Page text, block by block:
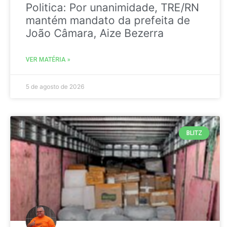
Politica: Por unanimidade, TRE/RN
mantém mandato da prefeita de
João Câmara, Aize Bezerra
VER MATÉRIA »
5 de agosto de 2026
BLITZ